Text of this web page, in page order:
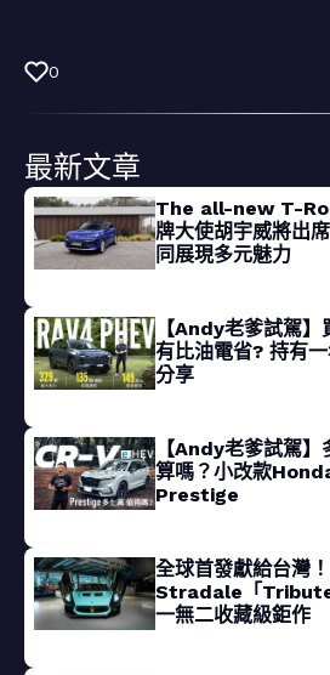
0
最新文章
The all-new T-
牌大使胡宇威將出
同展現多元魅力
【Andy老爹試駕
有比油電省? 持有
分享
【Andy老爹試駕
算嗎？小改款
Prestige
全球首發獻給台灣
Stradale「
一無二收藏級鉅作